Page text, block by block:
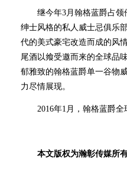
继今年3月翰格蓝爵占领伦
绅士风格的私人威士忌俱乐
代的美式豪宅改造而成的风
尾酒以飨受邀而来的全球品
郁雅致的翰格蓝爵单一谷物
力尽情展现。
2016年1月，翰格蓝爵全
本文版权为瀚彰传媒所有